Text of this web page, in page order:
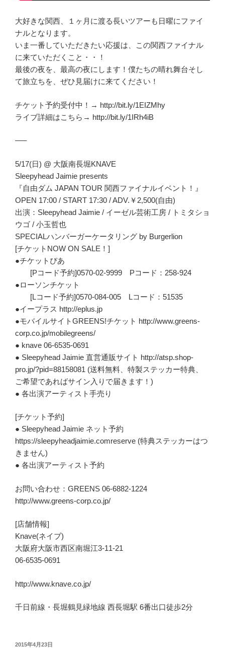
大好きな関西、１ヶ月に渡る長いツアーも日曜にファイ
ナルとなります。
いま一番していただきたい応援は、この関西ファイナル
に来ていただくこと・・！
最後の夜を、最高の夜にします！僕たちの晴れ舞台そし
て旅立ちを、ぜひ見届けに来てください！
チケット予約受付中！→ http://bit.ly/1EIZMhy
ライブ詳細はこちら→ http://bit.ly/1IRh4iB
—–
5/17(日) @ 大阪南長堀KNAVE
Sleepyhead Jaimie presents
『自由ダム JAPAN TOUR 関西ファイナルイベント！』
OPEN 17:00 / START 17:30 / ADV.￥2,500(自由)
出演：Sleepyhead Jaimie / イーゼル芸術工房 / トミタショ
ウゴ / 小玉哲也
SPECIALハンバーガーケータリング by Burgerlion
[チケットNOW ON SALE！]
●チケットぴあ
[Pコード予約]0570-02-9999 Pコード：258-924
●ローソンチケット
[Lコード予約]0570-084-005 Lコード：51535
●イープラス http://eplus.jp
●モバイルサイトGREENS!チケット http://www.greens-
corp.co.jp/mobilegreens/
● knave 06-6535-0691
● Sleepyhead Jaimie 直営通販サイト http://atsp.shop-
pro.jp/?pid=88158081 (送料無料、特製ステッカー特典、
ご希望であればサイン入りで届きます！)
● 各出演アーティスト手売り
[チケット予約]
● Sleepyhead Jaimie ネット予約
https://sleepyheadjaimie.comreserve (特典ステッカーはつ
きません)
● 各出演アーティスト予約
お問い合わせ：GREENS 06-6882-1224
http://www.greens-corp.co.jp/
[店舗情報]
Knave(ネイブ)
大阪府大阪市西区南堀江3-11-21
06-6535-0691
http://www.knave.co.jp/
千日前線・長堀鶴見緑地線 西長堀駅 6番出口徒歩2分
投
2015年4月23日